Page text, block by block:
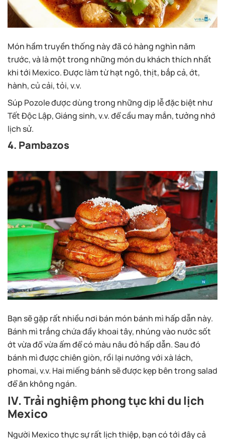
Món hầm truyền thống này đã có hàng nghìn năm
trước, và là một trong những món du khách thích nhất
khi tới Mexico. Được làm từ hạt ngô, thịt, bắp cả, ớt,
hành, củ cải, tỏi, v.v.
Súp Pozole được dùng trong những dịp lễ đặc biệt như
Tết Độc Lập, Giáng sinh, v.v. để cầu may mắn, tưởng nhớ
lịch sử.
4. Pambazos
Bạn sẽ gặp rất nhiều nơi bán món bánh mì hấp dẫn này.
Bánh mì trắng chứa đầy khoai tây, nhúng vào nước sốt
ớt vừa đổ vừa ấm để có màu nâu đỏ hấp dẫn. Sau đó
bánh mì được chiên giòn, rồi lại nướng với xà lách,
phomai, v.v. Hai miếng bánh sẽ được kẹp bên trong salad
để ăn không ngán.
IV. Trải nghiệm phong tục khi du lịch
Mexico
Người Mexico thực sự rất lịch thiệp, bạn có tới đây cả